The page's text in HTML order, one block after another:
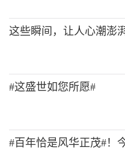
这些瞬间，让人心潮澎湃
#这盛世如您所愿#
#百年恰是风华正茂#！